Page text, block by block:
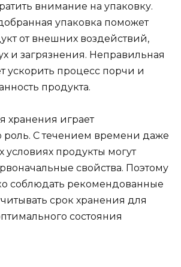
внимание на упаковку.
упаковка поможет
от внешних воздействий,
и загрязнения. Неправильная
ускорить процесс порчи и
продукта.
хранения играет
С течением времени даже
продукты могут
свойства. Поэтому
соблюдать рекомендованные
срок хранения для
состояния